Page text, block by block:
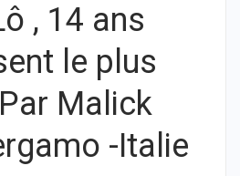
, 14 ans
le plus
Malick
-Italie